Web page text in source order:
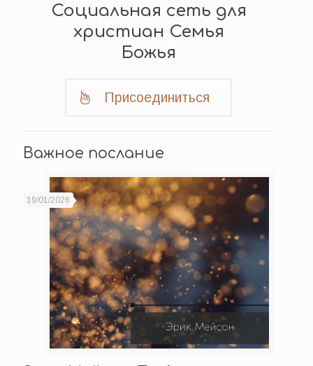
Социальная сеть для
христиан Семья
Божья
Присоединиться
Важное послание
19/01/2026